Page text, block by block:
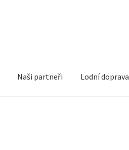
Naši partneři Lodní doprava